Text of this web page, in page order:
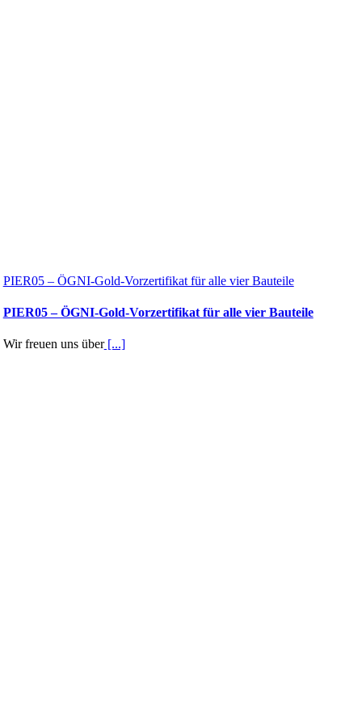
PIER05 – ÖGNI-Gold-Vorzertifikat für alle vier Bauteile
PIER05 – ÖGNI-Gold-Vorzertifikat für alle vier Bauteile
Wir freuen uns über[...]